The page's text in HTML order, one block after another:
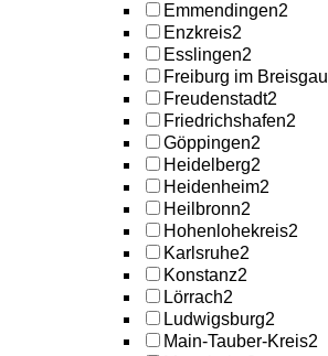
Emmendingen2
Enzkreis2
Esslingen2
Freiburg im Breisgau
Freudenstadt2
Friedrichshafen2
Göppingen2
Heidelberg2
Heidenheim2
Heilbronn2
Hohenlohekreis2
Karlsruhe2
Konstanz2
Lörrach2
Ludwigsburg2
Main-Tauber-Kreis2